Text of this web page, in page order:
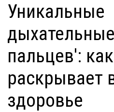
Уникальные
пальцев':
раскрывает
здоровье